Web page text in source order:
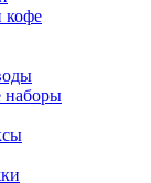
кофе
наборы